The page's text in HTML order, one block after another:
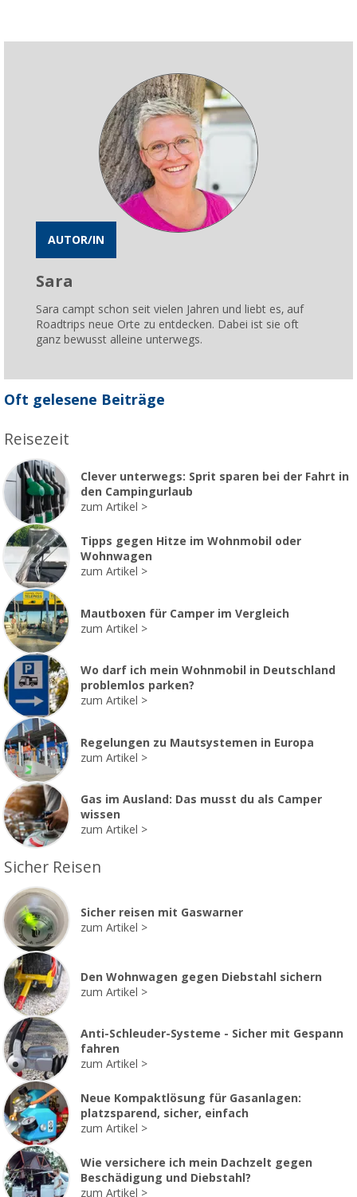
AUTOR/IN
Sara
Sara campt schon seit vielen Jahren und liebt es, auf
Roadtrips neue Orte zu entdecken. Dabei ist sie oft
ganz bewusst alleine unterwegs.
Oft gelesene Beiträge
Reisezeit
Clever unterwegs: Sprit sparen bei der Fahrt in
den Campingurlaub
zum Artikel
Tipps gegen Hitze im Wohnmobil oder
Wohnwagen
zum Artikel
Mautboxen für Camper im Vergleich
zum Artikel
Wo darf ich mein Wohnmobil in Deutschland
problemlos parken?
zum Artikel
Regelungen zu Mautsystemen in Europa
zum Artikel
Gas im Ausland: Das musst du als Camper
wissen
zum Artikel
Sicher Reisen
Sicher reisen mit Gaswarner
zum Artikel
Den Wohnwagen gegen Diebstahl sichern
zum Artikel
Anti-Schleuder-Systeme - Sicher mit Gespann
fahren
zum Artikel
Neue Kompaktlösung für Gasanlagen:
platzsparend, sicher, einfach
zum Artikel
Wie versichere ich mein Dachzelt gegen
Beschädigung und Diebstahl?
zum Artikel